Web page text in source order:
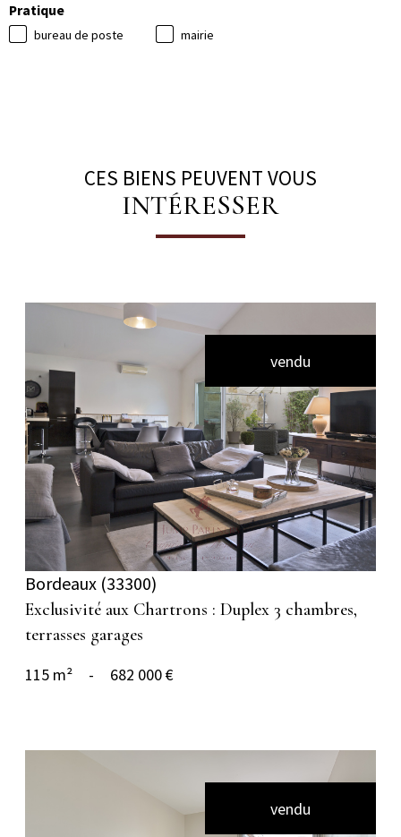
Pratique
bureau de poste mairie
CES BIENS PEUVENT VOUS
INTÉRESSER
vendu
voir le bien
Bordeaux (33300)
Exclusivité aux Chartrons : Duplex 3 chambres,
terrasses garages
115 m² - 682 000 €
vendu